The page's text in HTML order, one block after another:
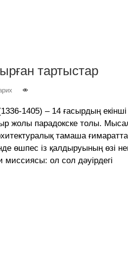
тартыстар
1405) – 14 ғасырдың
жолы парадокске толы.
тамаша
өшпес із қалдыруының өзі
миссиясы: ол сол дәуірдегі